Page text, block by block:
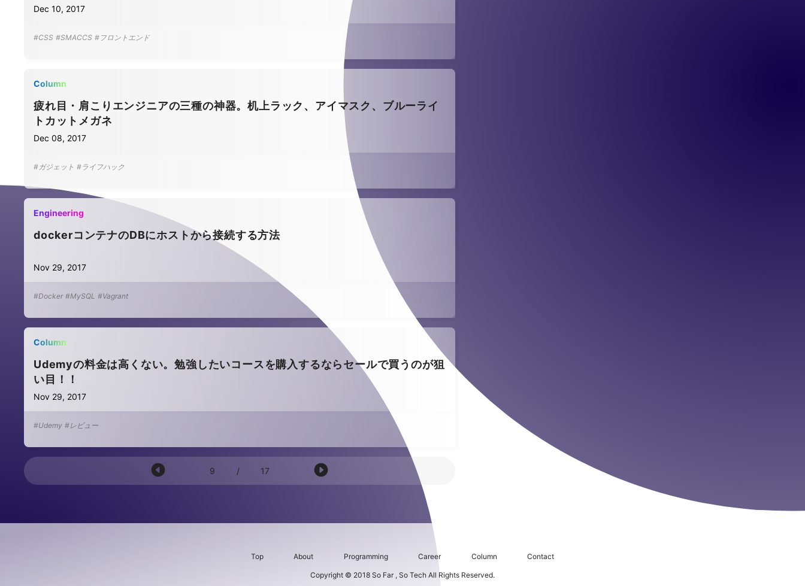
Dec 10, 2017
#CSS #SMACCS #フロントエンド
Column
疲れ目・肩こりエンジニアの三種の神器。机上ラック、アイマスク、ブルーライ
トカットメガネ
Dec 08, 2017
#ガジェット #ライフハック
Engineering
dockerコンテナのDBにホストから接続する方法
Nov 29, 2017
#Docker #MySQL #Vagrant
Column
Udemyの料金は高くない。勉強したいコースを購入するならセールで買うのが狙
い目！！
Nov 29, 2017
#Udemy #レビュー
9 / 17
Top About Programming Career Column Contact
Copyright © 2018 So Far , So Tech All Rights Reserved.